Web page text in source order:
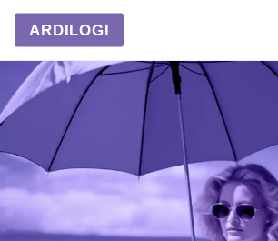
ARDILOGI